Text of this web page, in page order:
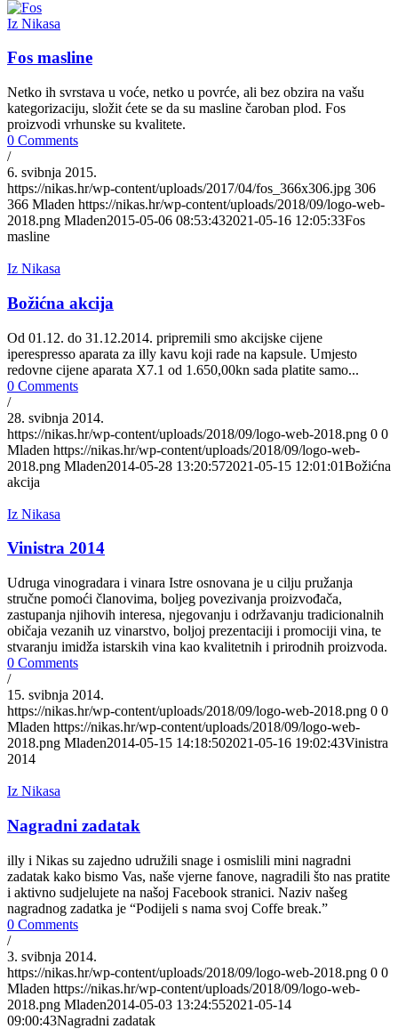
Iz Nikasa
Fos masline
Netko ih svrstava u voće, netko u povrće, ali bez obzira na vašu
kategorizaciju, složit ćete se da su masline čaroban plod. Fos
proizvodi vrhunske su kvalitete.
0 Comments
/
6. svibnja 2015.
https://nikas.hr/wp-content/uploads/2017/04/fos_366x306.jpg 306
366 Mladen https://nikas.hr/wp-content/uploads/2018/09/logo-web-
2018.png Mladen2015-05-06 08:53:432021-05-16 12:05:33Fos
masline
Iz Nikasa
Božićna akcija
Od 01.12. do 31.12.2014. pripremili smo akcijske cijene
iperespresso aparata za illy kavu koji rade na kapsule. Umjesto
redovne cijene aparata X7.1 od 1.650,00kn sada platite samo...
0 Comments
/
28. svibnja 2014.
https://nikas.hr/wp-content/uploads/2018/09/logo-web-2018.png 0 0
Mladen https://nikas.hr/wp-content/uploads/2018/09/logo-web-
2018.png Mladen2014-05-28 13:20:572021-05-15 12:01:01Božićna
akcija
Iz Nikasa
Vinistra 2014
Udruga vinogradara i vinara Istre osnovana je u cilju pružanja
stručne pomoći članovima, boljeg povezivanja proizvođača,
zastupanja njihovih interesa, njegovanju i održavanju tradicionalnih
običaja vezanih uz vinarstvo, boljoj prezentaciji i promociji vina, te
stvaranju imidža istarskih vina kao kvalitetnih i prirodnih proizvoda.
0 Comments
/
15. svibnja 2014.
https://nikas.hr/wp-content/uploads/2018/09/logo-web-2018.png 0 0
Mladen https://nikas.hr/wp-content/uploads/2018/09/logo-web-
2018.png Mladen2014-05-15 14:18:502021-05-16 19:02:43Vinistra
2014
Iz Nikasa
Nagradni zadatak
illy i Nikas su zajedno udružili snage i osmislili mini nagradni
zadatak kako bismo Vas, naše vjerne fanove, nagradili što nas pratite
i aktivno sudjelujete na našoj Facebook stranici. Naziv našeg
nagradnog zadatka je “Podijeli s nama svoj Coffe break.”
0 Comments
/
3. svibnja 2014.
https://nikas.hr/wp-content/uploads/2018/09/logo-web-2018.png 0 0
Mladen https://nikas.hr/wp-content/uploads/2018/09/logo-web-
2018.png Mladen2014-05-03 13:24:552021-05-14
09:00:43Nagradni zadatak